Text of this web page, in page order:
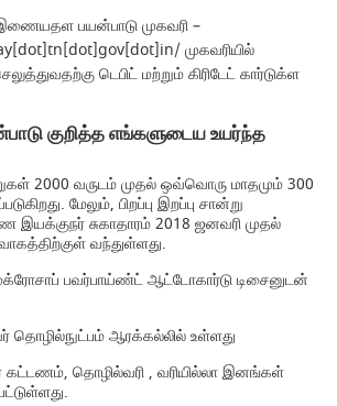
பயன்பாடு முகவரி –
முகவரியில்
டெபிட் மற்றும் கிரிடேட் கார்டுக்ள
குறித்த எங்களுடைய உயர்ந்த
2000 வருடம் முதல் ஒவ்வொரு மாதமும் 300
மேலும், பிறப்பு இறப்பு சான்று
சுகாதாரம் 2018 ஜனவரி முதல்
வந்துள்ளது.
பவர்பாய்ண்ட் ஆட்டோகார்டு டிசைனுடன்
ஆரக்கல்லில் உள்ளது
கட்டணம், தொழில்வரி , வரியில்லா இனங்கள்